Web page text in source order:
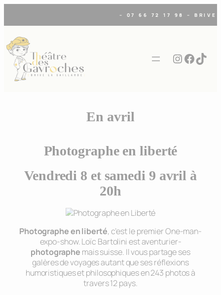
– 07 66 72 17 98 – BRIVE
En avril
Photographe en liberté
Vendredi 8 et samedi 9 avril à
20h
Photographe en liberté, c’est le premier One-man-
expo-show. Loïc Bartolini est aventurier-
photographe mais suisse. Il vous partage ses
galères de voyages autant que ses réflexions
humoristiques et philosophiques en 243 photos à
travers 12 pays.